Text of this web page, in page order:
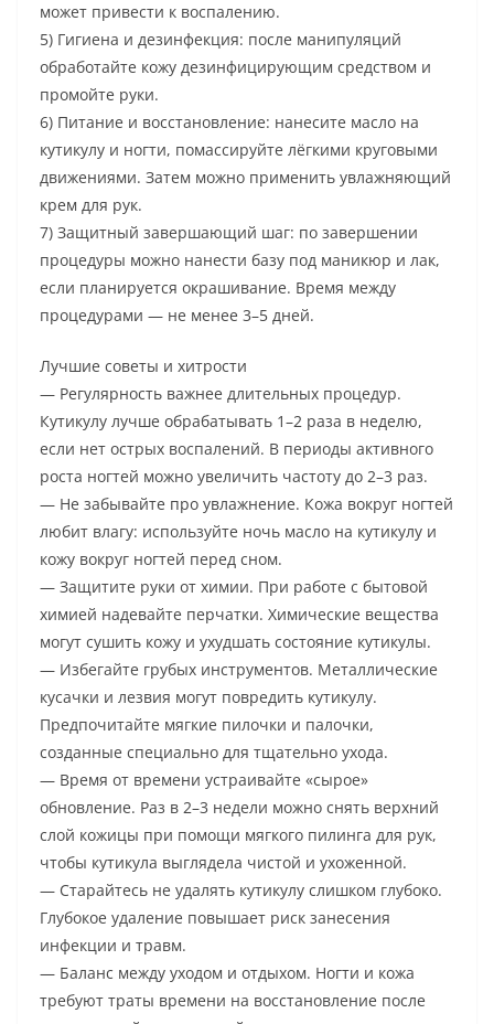
может привести к воспалению.
5) Гигиена и дезинфекция: после манипуляций
обработайте кожу дезинфицирующим средством и
промойте руки.
6) Питание и восстановление: нанесите масло на
кутикулу и ногти, помассируйте лёгкими круговыми
движениями. Затем можно применить увлажняющий
крем для рук.
7) Защитный завершающий шаг: по завершении
процедуры можно нанести базу под маникюр и лак,
если планируется окрашивание. Время между
процедурами — не менее 3–5 дней.
Лучшие советы и хитрости
— Регулярность важнее длительных процедур.
Кутикулу лучше обрабатывать 1–2 раза в неделю,
если нет острых воспалений. В периоды активного
роста ногтей можно увеличить частоту до 2–3 раз.
— Не забывайте про увлажнение. Кожа вокруг ногтей
любит влагу: используйте ночь масло на кутикулу и
кожу вокруг ногтей перед сном.
— Защитите руки от химии. При работе с бытовой
химией надевайте перчатки. Химические вещества
могут сушить кожу и ухудшать состояние кутикулы.
— Избегайте грубых инструментов. Металлические
кусачки и лезвия могут повредить кутикулу.
Предпочитайте мягкие пилочки и палочки,
созданные специально для тщательно ухода.
— Время от времени устраивайте «сырое»
обновление. Раз в 2–3 недели можно снять верхний
слой кожицы при помощи мягкого пилинга для рук,
чтобы кутикула выглядела чистой и ухоженной.
— Старайтесь не удалять кутикулу слишком глубоко.
Глубокое удаление повышает риск занесения
инфекции и травм.
— Баланс между уходом и отдыхом. Ногти и кожа
требуют траты времени на восстановление после